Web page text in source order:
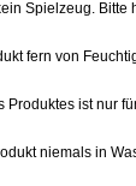
Spielzeug. Bitte
fern von
Produktes ist nur
niemals in